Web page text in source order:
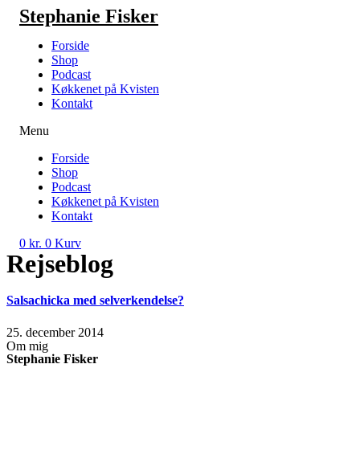
Videre
indhold
Stephanie Fisker
Forside
Shop
Podcast
Køkkenet på Kvisten
Kontakt
Menu
Forside
Shop
Podcast
Køkkenet på Kvisten
Kontakt
0 kr. 0 Kurv
Rejseblog
Salsachicka med selverkendelse?
25. december 2014
Om mig
Stephanie Fisker